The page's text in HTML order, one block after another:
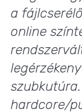
a
online
hardcore/